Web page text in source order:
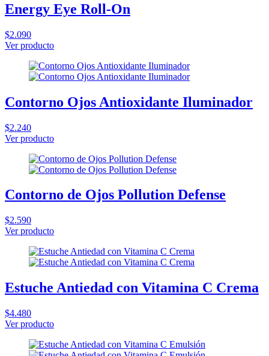
Energy Eye Roll-On
$2.090
Ver producto
Contorno Ojos Antioxidante Iluminador
$2.240
Ver producto
Contorno de Ojos Pollution Defense
$2.590
Ver producto
Estuche Antiedad con Vitamina C Crema
$4.480
Ver producto